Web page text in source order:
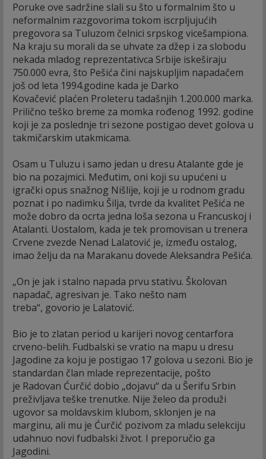
Poruke ove sadržine slali su što u formalnim što u
neformalnim razgovorima tokom iscrpljujućih
pregovora sa Tuluzom čelnici srpskog vicešampiona.
Na kraju su morali da se uhvate za džep i za slobodu
nekada mladog reprezentativca Srbije iskeširaju
750.000 evra, što Pešića čini najskupljim napadačem
još od leta 1994.godine kada je Darko
Kovačević plaćen Proleteru tadašnjih 1.200.000 marka.
Prilično teško breme za momka rođenog 1992. godine
koji je za poslednje tri sezone postigao devet golova u
takmičarskim utakmicama.
Osam u Tuluzu i samo jedan u dresu Atalante gde je
bio na pozajmici. Međutim, oni koji su upućeni u
igrački opus snažnog Nišlije, koji je u rodnom gradu
poznat i po nadimku Šilja, tvrde da kvalitet Pešića ne
može dobro da ocrta jedna loša sezona u Francuskoj i
Atalanti. Uostalom, kada je tek promovisan u trenera
Crvene zvezde Nenad Lalatović je, između ostalog,
imao želju da na Marakanu dovede Aleksandra Pešića.
„On je jak i stalno napada prvu stativu. Školovan
napadač, agresivan je. Tako nešto nam
treba“, govorio je Lalatović.
Bio je to zlatan period u karijeri novog centarfora
crveno-belih. Fudbalski se vratio na mapu u dresu
Jagodine za koju je postigao 17 golova u sezoni. Bio je
standardan član mlade reprezentacije, pošto
je Radovan Ćurčić dobio „dojavu“ da u Šerifu Srbin
preživljava teške trenutke. Nije želeo da produži
ugovor sa moldavskim klubom, sklonjen je na
marginu, ali mu je Ćurčić pozivom za mladu selekciju
udahnuo novi fudbalski život. I preporučio ga
Jagodini.